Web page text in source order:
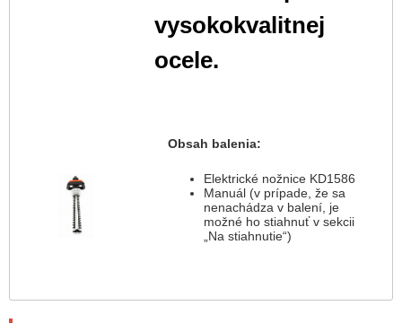
vysokokvalitnej
ocele.
Obsah balenia:
Elektrické nožnice KD1586
Manuál (v prípade, že sa
nenachádza v balení, je
možné ho stiahnuť v sekcii
„Na stiahnutie“)